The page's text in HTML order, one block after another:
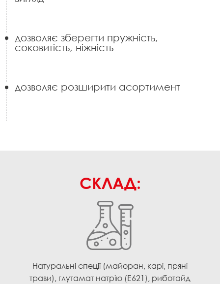
дозволяє зберегти пружність,
соковитість, ніжність
дозволяє розширити асортимент
СКЛАД:
Натуральні спеції (майоран, карі, пряні
трави), глутамат натрію (Е621), риботайд